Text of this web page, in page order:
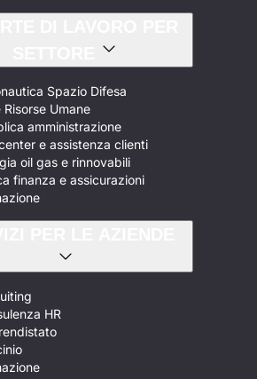
Spazio Difesa
Risorse Umane
amministrazione
e assistenza clienti
oil gas e rinnovabili
finanza e assicurazioni
HR